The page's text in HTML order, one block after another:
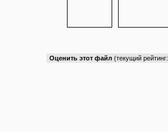
Оценить этот файл (текущий